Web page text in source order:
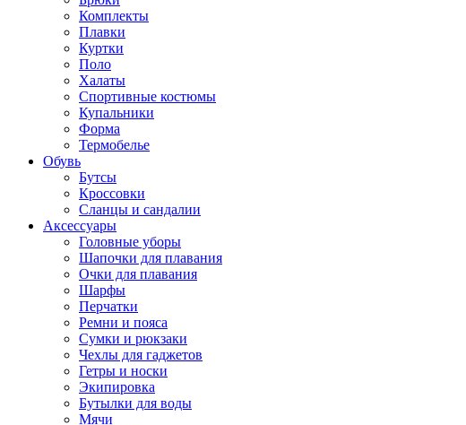
Комплекты
Плавки
Куртки
Поло
Халаты
Спортивные костюмы
Купальники
Форма
Термобелье
Обувь
Бутсы
Кроссовки
Сланцы и сандалии
Аксессуары
Головные уборы
Шапочки для плавания
Очки для плавания
Шарфы
Перчатки
Ремни и пояса
Сумки и рюкзаки
Чехлы для гаджетов
Гетры и носки
Экипировка
Бутылки для воды
Мячи